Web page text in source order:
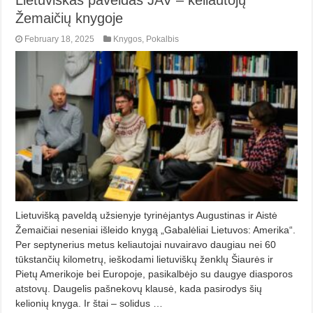
Žemaičių knygoje
February 18, 2025 Knygos, Pokalbis
Lietuvišką paveldą užsienyje tyrinėjantys Augustinas ir Aistė
Žemaičiai neseniai išleido knygą „Gabalėliai Lietuvos: Amerika“.
Per septynerius metus keliautojai nuvairavo daugiau nei 60
tūkstančių kilometrų, ieškodami lietuviškų ženklų Šiaurės ir
Pietų Amerikoje bei Europoje, pasikalbėjo su daugye diasporos
atstovų. Daugelis pašnekovų klausė, kada pasirodys šių
kelionių knyga. Ir štai – solidus …